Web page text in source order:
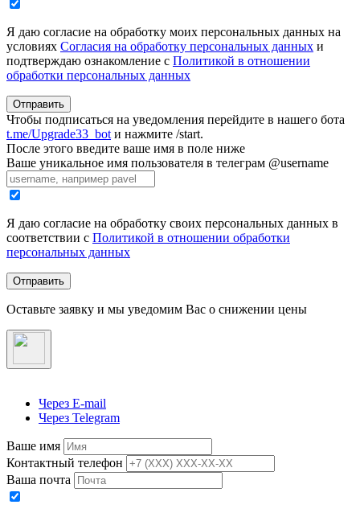
Я даю согласие на обработку моих персональных данных на
условиях Согласия на обработку персональных данных и
подтверждаю ознакомление с Политикой в отношении
обработки персональных данных
Отправить
Чтобы подписаться на уведомления перейдите в нашего бота
t.me/Upgrade33_bot и нажмите /start.
После этого введите ваше имя в поле ниже
Ваше уникальное имя пользователя в телеграм @username
Я даю согласие на обработку своих персональных данных в
соответствии с Политикой в отношении обработки
персональных данных
Отправить
Оставьте заявку и мы уведомим Вас о снижении цены
Через E-mail
Через Telegram
Ваше имя
Контактный телефон
Ваша почта